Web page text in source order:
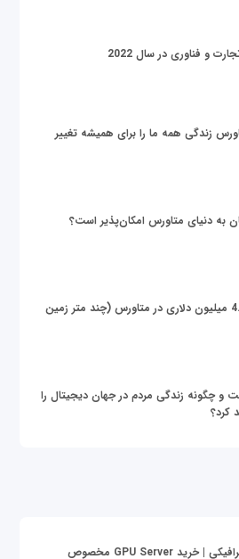
زندگی همه ما را برای همیشه تغییر
به دنیای متاورس امکان‌پذیر است؟
خرید زمین 4.3 میلیون دلاری در متاورس (چند متر زمین
و چگونه زندگی مردم در جهان دیجیتال را
کرد؟
قیمت سرور گرافیکی | خرید GPU Server مخصوص